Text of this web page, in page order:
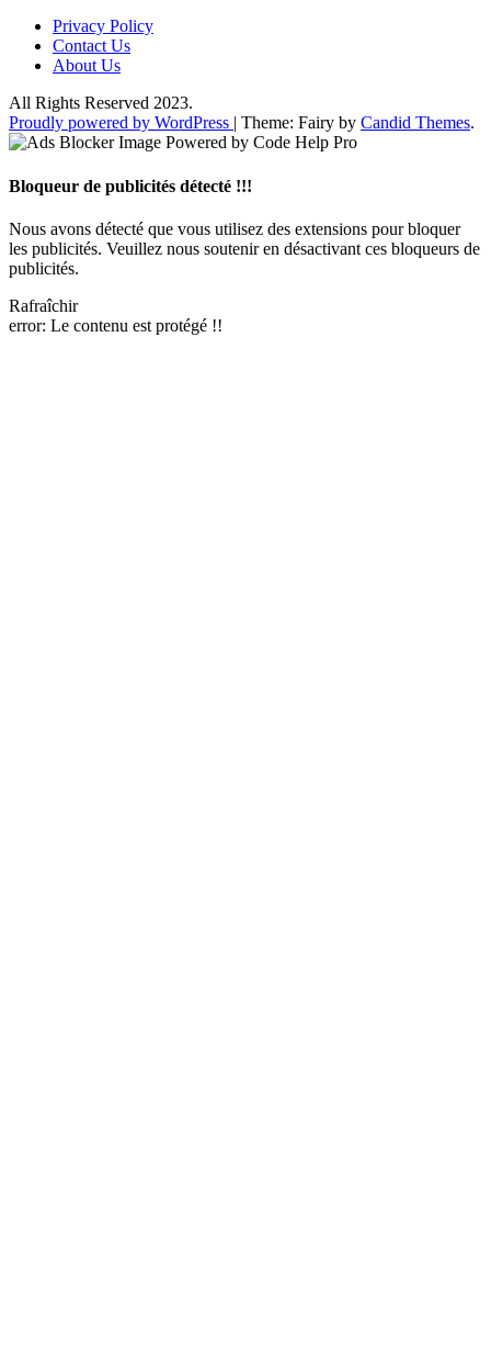
Privacy Policy
Contact Us
About Us
All Rights Reserved 2023.
Proudly powered by WordPress | Theme: Fairy by Candid Themes.
Bloqueur de publicités détecté !!!
Nous avons détecté que vous utilisez des extensions pour bloquer
les publicités. Veuillez nous soutenir en désactivant ces bloqueurs de
publicités.
Rafraîchir
error: Le contenu est protégé !!